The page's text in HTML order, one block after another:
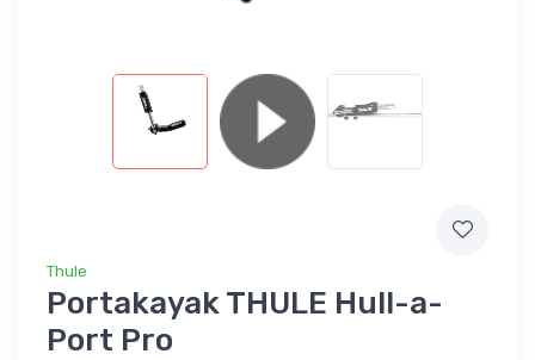
Thule
Portakayak THULE Hull-a-
Port Pro